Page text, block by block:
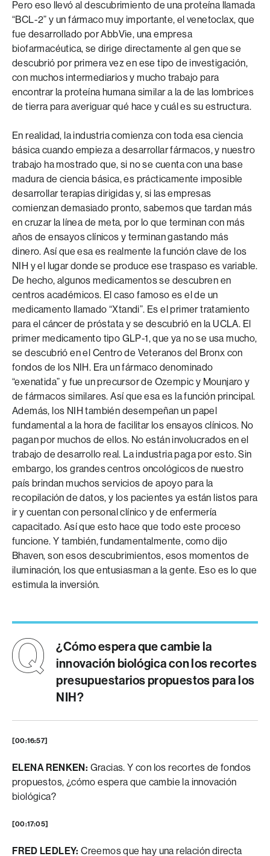
Pero eso llevó al descubrimiento de una proteína llamada
“BCL-2” y un fármaco muy importante, el venetoclax, que
fue desarrollado por AbbVie, una empresa
biofarmacéutica, se dirige directamente al gen que se
descubrió por primera vez en ese tipo de investigación,
con muchos intermediarios y mucho trabajo para
encontrar la proteína humana similar a la de las lombrices
de tierra para averiguar qué hace y cuál es su estructura.
En realidad, la industria comienza con toda esa ciencia
básica cuando empieza a desarrollar fármacos, y nuestro
trabajo ha mostrado que, si no se cuenta con una base
madura de ciencia básica, es prácticamente imposible
desarrollar terapias dirigidas y, si las empresas
comienzan demasiado pronto, sabemos que tardan más
en cruzar la línea de meta, por lo que terminan con más
años de ensayos clínicos y terminan gastando más
dinero. Así que esa es realmente la función clave de los
NIH y el lugar donde se produce ese traspaso es variable.
De hecho, algunos medicamentos se descubren en
centros académicos. El caso famoso es el de un
medicamento llamado “Xtandi”. Es el primer tratamiento
para el cáncer de próstata y se descubrió en la UCLA. El
primer medicamento tipo GLP-1, que ya no se usa mucho,
se descubrió en el Centro de Veteranos del Bronx con
fondos de los NIH. Era un fármaco denominado
“exenatida” y fue un precursor de Ozempic y Mounjaro y
de fármacos similares. Así que esa es la función principal.
Además, los NIH también desempeñan un papel
fundamental a la hora de facilitar los ensayos clínicos. No
pagan por muchos de ellos. No están involucrados en el
trabajo de desarrollo real. La industria paga por esto. Sin
embargo, los grandes centros oncológicos de nuestro
país brindan muchos servicios de apoyo para la
recopilación de datos, y los pacientes ya están listos para
ir y cuentan con personal clínico y de enfermería
capacitado. Así que esto hace que todo este proceso
funcione. Y también, fundamentalmente, como dijo
Bhaven, son esos descubrimientos, esos momentos de
iluminación, los que entusiasman a la gente. Eso es lo que
estimula la inversión.
¿Cómo espera que cambie la
innovación biológica con los recortes
presupuestarios propuestos para los
NIH?
[00:16:57]
ELENA RENKEN: Gracias. Y con los recortes de fondos
propuestos, ¿cómo espera que cambie la innovación
biológica?
[00:17:05]
FRED LEDLEY: Creemos que hay una relación directa